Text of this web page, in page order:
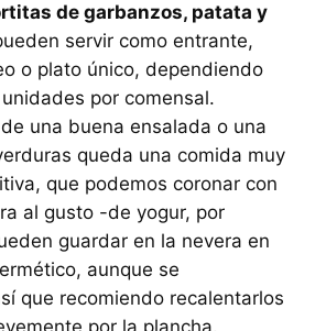
de garbanzos, patata y
servir como entrante,
o plato único, dependiendo
por comensal.
una buena ensalada o una
queda una comida muy
que podemos coronar con
al gusto -de yogur, por
guardar en la nevera en
aunque se
que recomiendo recalentarlos